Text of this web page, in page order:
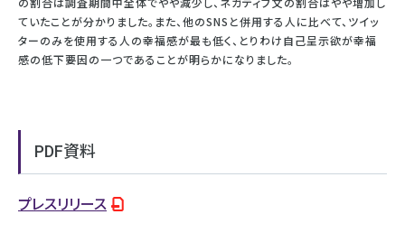
ていたことが分かりました。また、他のSNSと併用する人に比べて、ツイッ
ターのみを使用する人の幸福感が最も低く、とりわけ自己呈示欲が幸福
感の低下要因の一つであることが明らかになりました。
PDF資料
プレスリリース